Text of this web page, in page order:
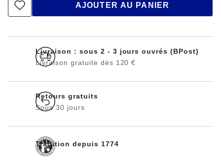
AJOUTER AU PANIER
Livraison : sous 2 - 3 jours ouvrés (BPost)
Livraison gratuite dès 120 €
Retours gratuits
Sous 30 jours
Tradition depuis 1774